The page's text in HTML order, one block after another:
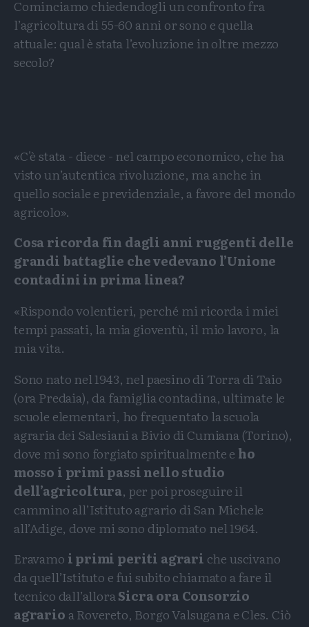
Cominciamo chiedendogli un confronto fra
l’agricoltura di 55-60 anni or sono e quella
attuale: qual è stata l’evoluzione in oltre mezzo
secolo?
«C'è stata - diece - nel campo economico, che ha
visto un’autentica rivoluzione, ma anche in
quello sociale e previdenziale, a favore del mondo
agricolo».
Cosa ricorda fin dagli anni ruggenti delle
grandi battaglie che vedevano l’Unione
contadini in prima linea?
«Rispondo volentieri, perché mi ricorda i miei
tempi passati, la mia gioventù, il mio lavoro, la
mia vita.
Sono nato nel 1943, nel paesino di Torra di Taio
(ora Predaia), da famiglia contadina, ultimate le
scuole elementari, ho frequentato la scuola
agraria dei Salesiani a Bivio di Cumiana (Torino),
dove mi sono forgiato spiritualmente e ho
mosso i primi passi nello studio
dell’agricoltura, per poi proseguire il
cammino all’Istituto agrario di San Michele
all’Adige, dove mi sono diplomato nel 1964.
Eravamo i primi periti agrari che uscivano
da quell’Istituto e fui subito chiamato a fare il
tecnico dall’alloraSicra ora Consorzio
agrario a Rovereto, Borgo Valsugana e Cles. Ciò